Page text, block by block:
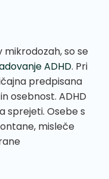
mikrodozah, so se
ADHD. Pri
predpisana
osebnost. ADHD
sprejeti. Osebe s
misleče